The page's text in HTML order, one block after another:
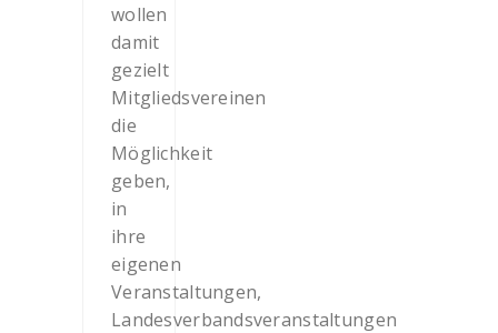
wollen
damit
gezielt
Mitgliedsvereinen
die
Möglichkeit
geben,
in
ihre
eigenen
Veranstaltungen,
Landesverbandsveranstaltungen